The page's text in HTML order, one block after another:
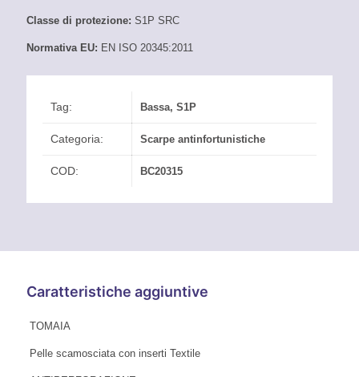
Classe di protezione: S1P SRC
Normativa EU: EN ISO 20345:2011
Tag: Bassa, S1P
Categoria: Scarpe antinfortunistiche
COD: BC20315
Caratteristiche aggiuntive
TOMAIA
Pelle scamosciata con inserti Textile